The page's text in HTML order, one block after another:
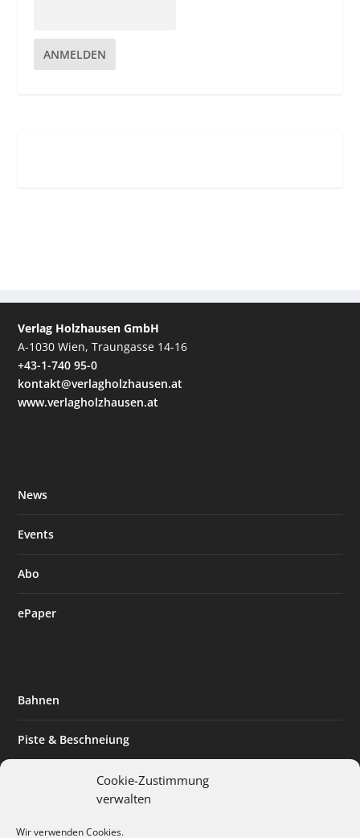
Cookie-Zustimmung
verwalten
Wir verwenden Cookies.
ANMELDEN
Verlag Holzhausen GmbH
A-1030 Wien, Traungasse 14-16
+43-1-740 95-0
kontakt@verlagholzhausen.at
www.verlagholzhausen.at
News
Events
Abo
ePaper
Bahnen
Piste & Beschneiung